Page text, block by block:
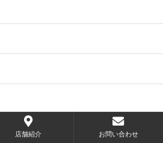
店舗紹介 お問い合わせ